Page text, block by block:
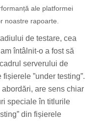
ale platformei
noastre rapoarte.
de testare, cea
întâlnit-o a fost să
serverului de
”under testing”.
are sens chiar
speciale în titlurile
din fișierele